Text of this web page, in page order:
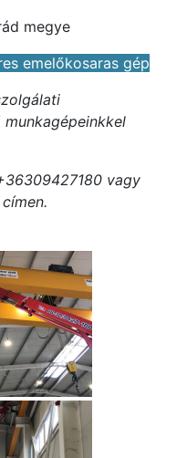
megye
emelőkosaras gép
vagy